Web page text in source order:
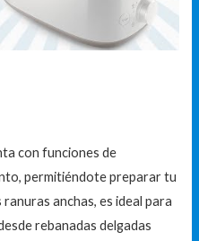
con funciones de
permitiéndote preparar tu
anchas, es ideal para
rebanadas delgadas